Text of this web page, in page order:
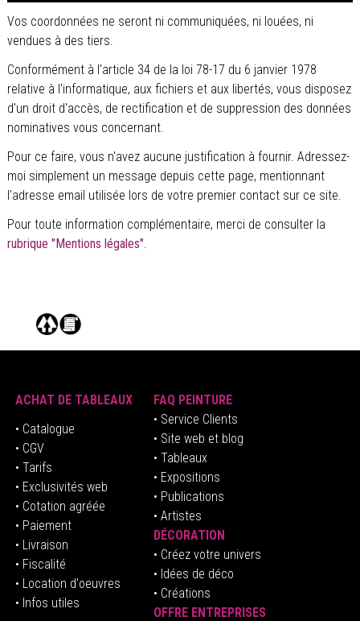
Vos coordonnées ne seront ni communiquées, ni louées, ni
vendues à des tiers.
Conformément à l'article 34 de la loi 78-17 du 6 janvier 1978
relative à l'informatique, aux fichiers et aux libertés, vous disposez
d'un droit d'accès, de rectification et de suppression des données
nominatives vous concernant.
Pour ce faire, vous n'avez aucune justification à fournir. Adressez-
moi simplement un message depuis cette page, mentionnant
l'adresse email utilisée lors de votre premier contact sur ce site.
Pour toute information complémentaire, merci de consulter la
rubrique "Mentions légales".
ACHAT DE TABLEAUX
• Catalogue
• CGV
• Tarifs
• Exclusivités web
• Cotation agréée
• Paiement
• Livraison
• Fiscalité
• Location d'oeuvres
• Infos utiles
FAQ PEINTURE
• Service Clients
• Site web et blog
• Tableaux
• Expositions
• Publications
• Artistes
DÉCORATION
• Créez votre univers
• Idées de déco
• Créations
OFFRE ENTREPRISES